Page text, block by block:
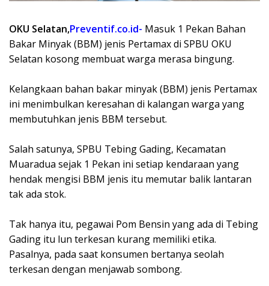
OKU Selatan,Preventif.co.id- Masuk 1 Pekan Bahan
Bakar Minyak (BBM) jenis Pertamax di SPBU OKU
Selatan kosong membuat warga merasa bingung.
Kelangkaan bahan bakar minyak (BBM) jenis Pertamax
ini menimbulkan keresahan di kalangan warga yang
membutuhkan jenis BBM tersebut.
Salah satunya, SPBU Tebing Gading, Kecamatan
Muaradua sejak 1 Pekan ini setiap kendaraan yang
hendak mengisi BBM jenis itu memutar balik lantaran
tak ada stok.
Tak hanya itu, pegawai Pom Bensin yang ada di Tebing
Gading itu lun terkesan kurang memiliki etika.
Pasalnya, pada saat konsumen bertanya seolah
terkesan dengan menjawab sombong.